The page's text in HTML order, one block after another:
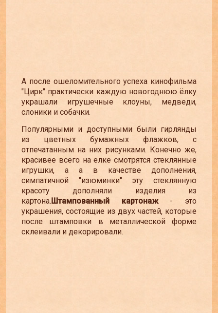
А после ошеломительного успеха кинофильма
"Цирк" практически каждую новогоднюю ёлку
украшали игрушечные клоуны, медведи,
слоники и собачки.
Популярными и доступными были гирлянды
из цветных бумажных флажков, с
отпечатанным на них рисунками. Конечно же,
красивее всего на елке смотрятся стеклянные
игрушки, а а в качестве дополнения,
симпатичной "изюминки" эту стеклянную
красоту дополняли изделия из
картона.Штампованный картонаж- это
украшения, состоящие из двух частей, которые
после штамповки в металлической форме
склеивали и декорировали.